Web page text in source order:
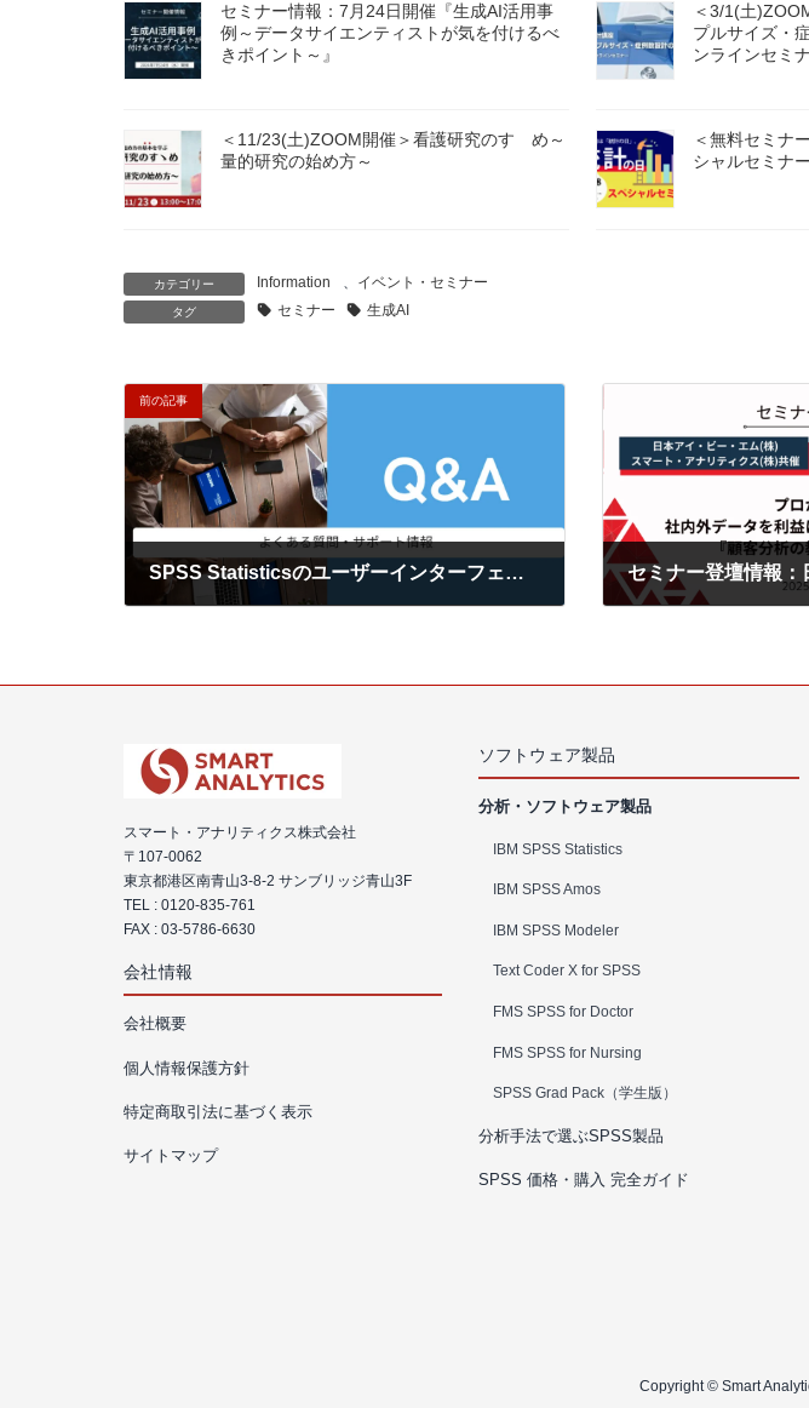
セミナー情報：7月24日開催『生成AI活用事
例～データサイエンティストが気を付けるべ
きポイント～』
＜3/1(土
プルサイズ・
ンラインセミ
＜11/23(土)ZOOM開催＞看護研究のすゝめ～
量的研究の始め方～
＜無料セミナ
シャルセミナー
カテゴリー Information 、 イベント・セミナー
タグ セミナー 生成AI
前の記事
SPSS Statisticsのユーザーインターフェースと出力の言語変更の手順
スマート・アナリティクス株式会社
〒107-0062
東京都港区南青山3-8-2 サンブリッジ青山3F
TEL : 0120-835-761
FAX : 03-5786-6630
会社情報
会社概要
個人情報保護方針
特定商取引法に基づく表示
サイトマップ
ソフトウェア製品
分析・ソフトウェア製品
IBM SPSS Statistics
IBM SPSS Amos
IBM SPSS Modeler
Text Coder X for SPSS
FMS SPSS for Doctor
FMS SPSS for Nursing
SPSS Grad Pack（学生版）
分析手法で選ぶSPSS製品
SPSS 価格・購入 完全ガイド
Copyright © Smart